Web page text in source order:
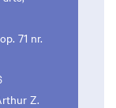
71 nr.
Z.